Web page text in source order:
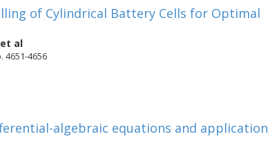
of Cylindrical Battery Cells for Optimal
et al
4651-4656
algebraic equations and application